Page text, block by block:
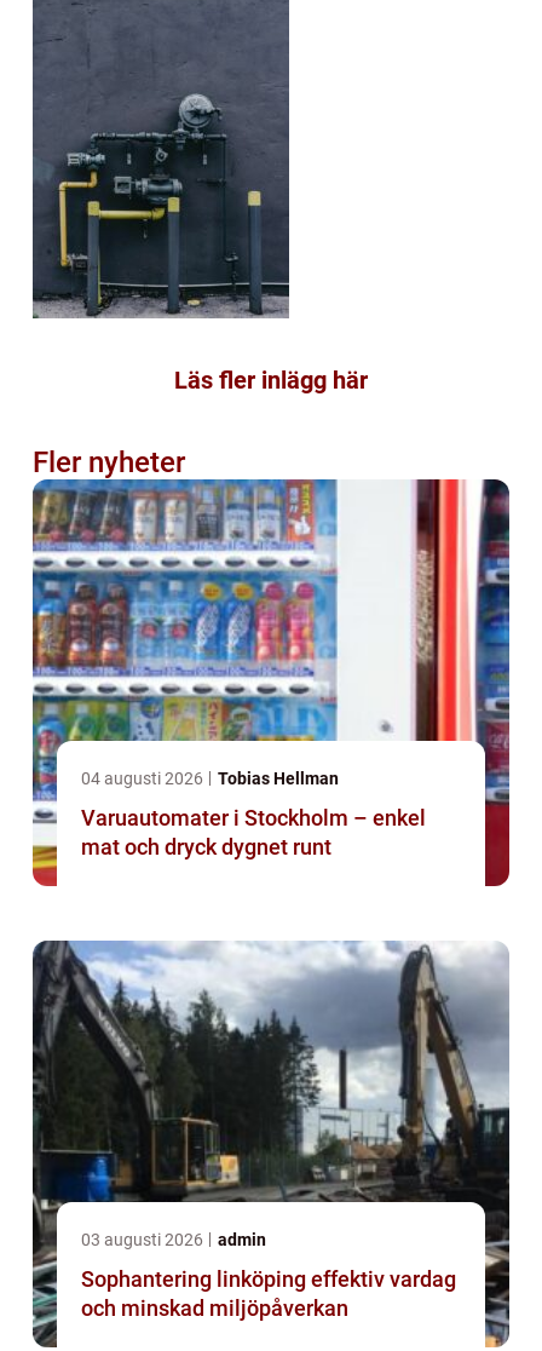
Läs fler inlägg här
Fler nyheter
04 augusti 2026 Tobias Hellman
Varuautomater i Stockholm – enkel
mat och dryck dygnet runt
03 augusti 2026 admin
Sophantering linköping effektiv vardag
och minskad miljöpåverkan